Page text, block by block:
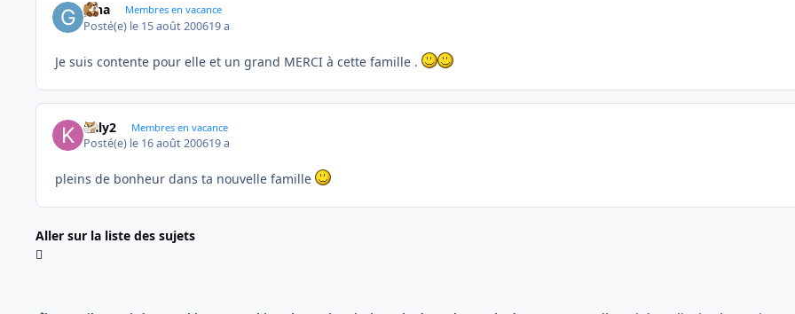
gina Membres en vacance
Posté(e) le 15 août 200619 a
Je suis contente pour elle et un grand MERCI à cette famille .
kaly2 Membres en vacance
Posté(e) le 16 août 200619 a
pleins de bonheur dans ta nouvelle famille
Aller sur la liste des sujets